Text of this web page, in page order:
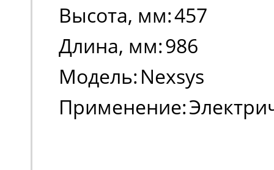
Высота, мм:457
Длина, мм:986
Модель: Nexsys
Применение: